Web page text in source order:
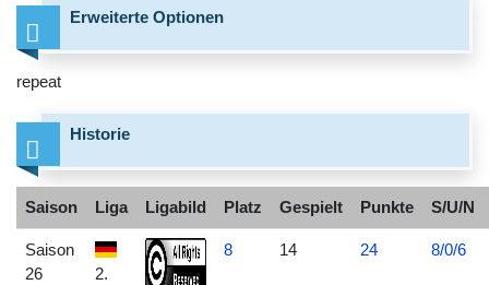
Erweiterte Optionen
repeat
Historie
Saison Liga Ligabild Platz Gespielt Punkte S/U/N
Saison
26
2.
8 14 24 8/0/6